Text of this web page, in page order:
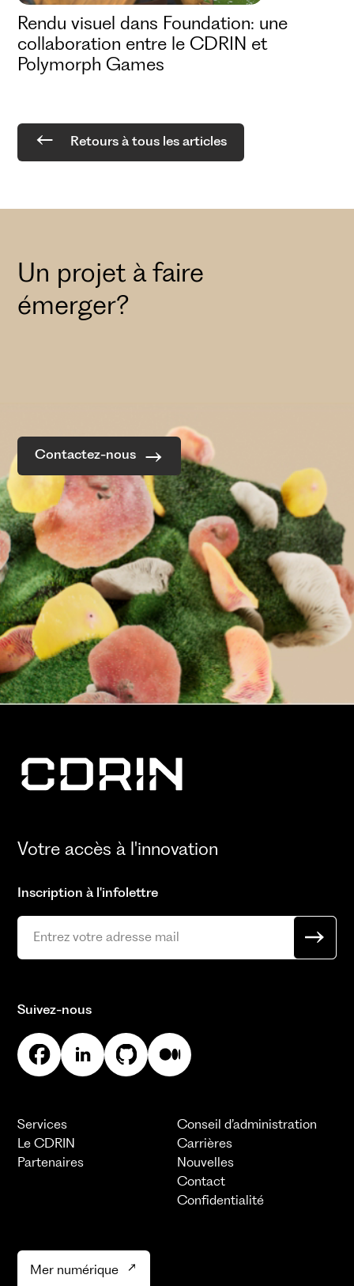
Rendu visuel dans Foundation: une
collaboration entre le CDRIN et
Polymorph Games
Retours à tous les articles
Un projet à faire
émerger?
Contactez-nous
Votre accès à l'innovation
Inscription à l'infolettre
Suivez-nous
Services
Le CDRIN
Partenaires
Conseil d’administration
Carrières
Nouvelles
Contact
Confidentialité
Mer numérique